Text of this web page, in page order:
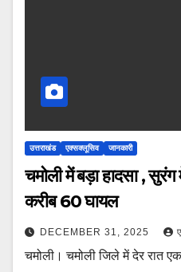
उत्तराखंड एक्सक्लूसिव जानकारी
चमोली में बड़ा हादसा ,
करीब 60 घायल
DECEMBER 31, 2025
चमोली। चमोली जिले में देर रात